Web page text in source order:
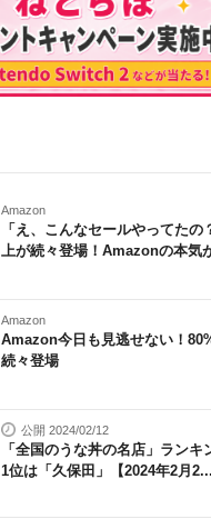
Amazon
「え、こんなセールやってたの
上が続々登場！Amazonの本気
Amazon
Amazon今日も見逃せない！
続々登場
公開 2024/02/12
「全国のうな丼の名店」ラン
1位は「久保田」【2024年2月2...